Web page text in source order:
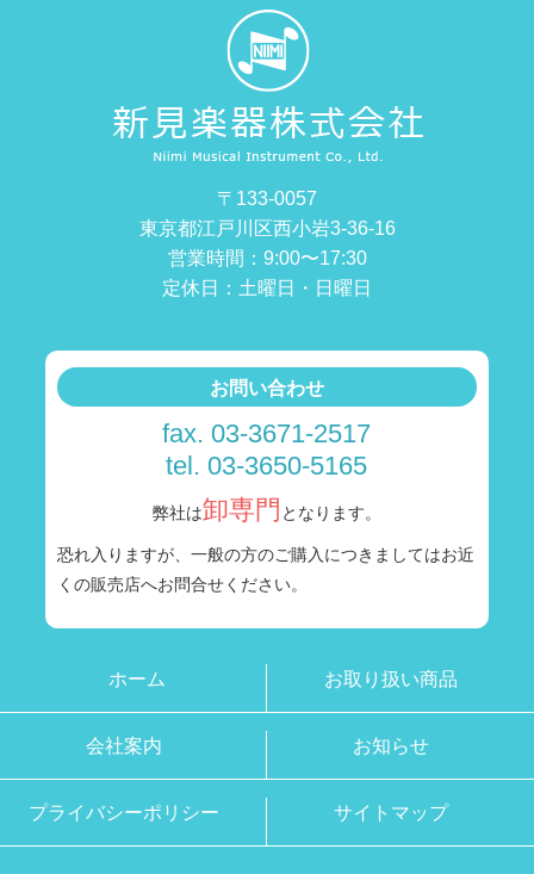
〒133-0057
東京都江戸川区西小岩3-36-16
営業時間：9:00〜17:30
定休日：土曜日・日曜日
お問い合わせ
fax. 03-3671-2517
tel. 03-3650-5165
弊社は卸専門 となります。
恐れ入りますが、一般の方のご購入につきましてはお近
くの販売店へお問合せください。
ホーム お取り扱い商品
会社案内 お知らせ
プライバシーポリシー サイトマップ